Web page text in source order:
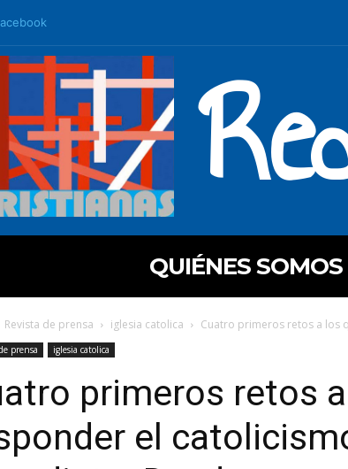
QUIÉNES SOMOS
Revista de prensa iglesia catolica Cuatro primeros retos a los
prensa iglesia catolica
primeros retos
el